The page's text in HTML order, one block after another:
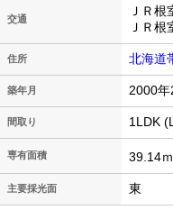
交通
ＪＲ
ＪＲ
住所 北海道
築年月 2000年
間取り 1LDK
専有面積 39.14ｍ
主要採光面 東